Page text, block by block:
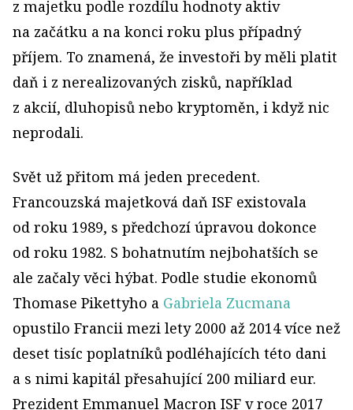
z majetku podle rozdílu hodnoty aktiv
na začátku a na konci roku plus případný
příjem. To znamená, že investoři by měli platit
daň i z nerealizovaných zisků, například
z akcií, dluhopisů nebo kryptoměn, i když nic
neprodali.
Svět už přitom má jeden precedent.
Francouzská majetková daň ISF existovala
od roku 1989, s předchozí úpravou dokonce
od roku 1982. S bohatnutím nejbohatších se
ale začaly věci hýbat. Podle studie ekonomů
Thomase Pikettyho a Gabriela Zucmana
opustilo Francii mezi lety 2000 až 2014 více než
deset tisíc poplatníků podléhajících této dani
a s nimi kapitál přesahující 200 miliard eur.
Prezident Emmanuel Macron ISF v roce 2017